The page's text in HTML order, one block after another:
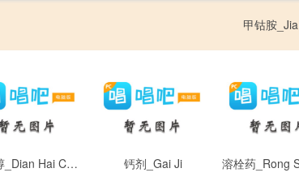
甲钴胺
碘海醇_Dian Hai Chun 钙剂_Gai Ji